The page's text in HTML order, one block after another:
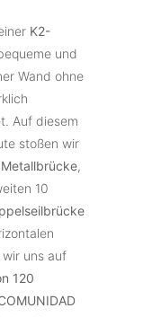
K2-
und
Wand ohne
Auf diesem
stoßen wir
Metallbrücke,
10
uns auf
120